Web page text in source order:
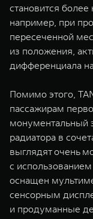
становится
например, при
пересеченной
из положения,
дифференциала
Помимо этого,
пассажирам
монументальный
радиатора в
выглядят очень
с
оснащен
сенсорным
и продуманные